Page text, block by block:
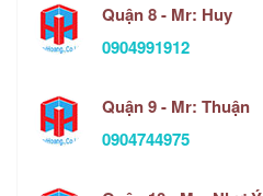
Quận 8 - Mr: Huy
0904991912
Quận 9 - Mr: Thuận
0904744975